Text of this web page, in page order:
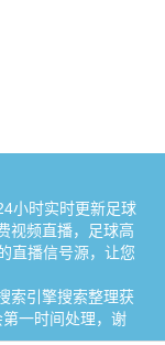
小时实时更新足球
视频直播，足球高
直播信号源，让您
索引擎搜索整理获
一时间处理，谢